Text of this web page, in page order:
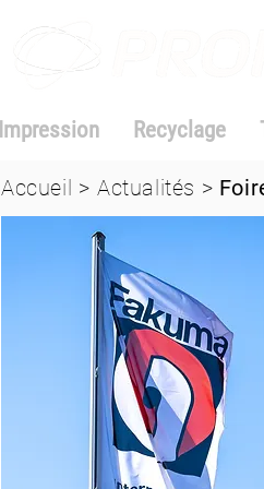
Impression Recyclage
Accueil > Actualités >